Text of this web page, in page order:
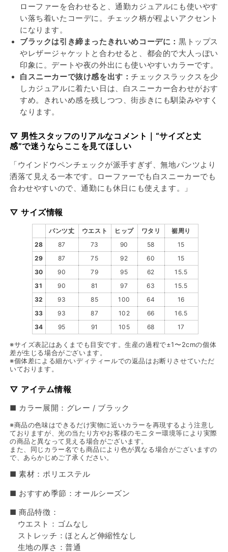
ローファーを合わせると、通勤カジュアルにも使いやす
い落ち着いたコーデに。チェック柄が程よいアクセント
になります。
ブラックは引き締まったきれいめコーデに： 黒トップス
やレザージャケットと合わせると、都会的で大人っぽい
印象に。デートや夜の外出にも使いやすいカラーです。
白スニーカーで抜け感を出す：チェックスラックスを少
しカジュアルに着たい日は、白スニーカー合わせがおす
すめ。きれいめ感を残しつつ、街歩きにも馴染みやすく
なります。
▽ 男性スタッフのリアルなコメント｜“サイズと丈
感”で迷うならここを見てほしい
「ウインドウペンチェックが派手すぎず、無地パンツより
洒落て見える一本です。ローファーでも白スニーカーでも
合わせやすいので、通勤にも休日にも使えます。」
▽ サイズ情報
パンツ丈 ウエスト ヒップ ワタリ
裾周り
28
87 73 90 58
15
29
87 75 92 60
15
30
90 79 95 62
15.5
31
90 81 97 63
15.5
32
93 85 100 64
16
33
93 87 102 66
16.5
34
95 91 105 68 17
※サイズ表記はあくまでも目安です。生産の過程で±1〜2cmの個体
差が生じる場合がございます。
※個体差による細かいディティールでの返品はお断りさせていただ
いております。
▽ アイテム情報
■ カラー展開：グレー / ブラック
※商品の色味はできるだけ実物に近いカラーを再現するよう注意し
ておりますが、光の当たり方やお客様のモニター環境等により実際
の商品と異なって見える場合がございます。
また、同じカラー名でも商品により色が異なる場合がございますの
で、あらかじめご了承ください。
■ 素材：ポリエステル
■ おすすめ季節：オールシーズン
■ 商品特徴：
ウエスト：ゴムなし
ストレッチ：ほとんど伸縮性なし
生地の厚さ：普通